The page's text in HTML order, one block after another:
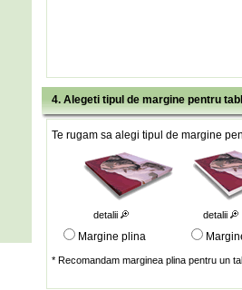
4. Alegeti tipul de margine pentru
Te rugam sa alegi tipul de margine
detalii detalii
Margine plina
* Recomandam marginea plina pentru un